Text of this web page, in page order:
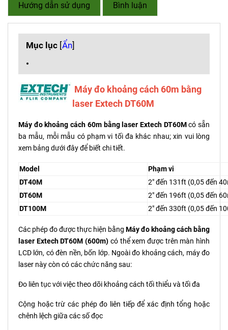
Hướng dẫn sử dụng Bình luận
Mục lục [Ẩn]
Máy đo khoảng cách 60m bằng
laser Extech DT60M
Máy đo khoảng cách 60m bằng laser Extech DT60Mcó sẵn
ba mẫu, mỗi mẫu có phạm vi tối đa khác nhau; xin vui lòng
xem bảng dưới đây để biết chi tiết.
Model
Phạm vi
DT40M
2" đến 131ft (0,05 đến
DT60M
2" đến 196ft (0,05 đến
DT100M
2" đến 330ft (0,05 đến
Các phép đo được thực hiện bằng Máy đo khoảng cách bằng
laser Extech DT60M (600m) có thể xem được trên màn hình
LCD lớn, có đèn nền, bốn lớp. Ngoài đo khoảng cách, máy đo
laser này còn có các chức năng sau:
Đo liên tục với việc theo dõi khoảng cách tối thiểu và tối đa
Cộng hoặc trừ các phép đo liên tiếp để xác định tổng hoặc
chênh lệch giữa các số đọc